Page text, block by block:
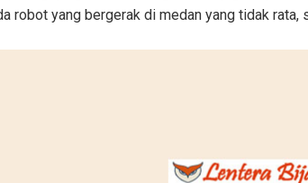
robot yang bergerak di medan yang tidak